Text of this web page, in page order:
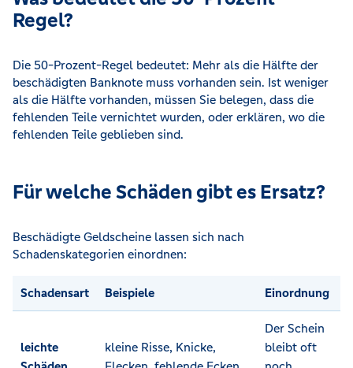
Regel?
Die 50-Prozent-Regel bedeutet: Mehr als die Hälfte der
beschädigten Banknote muss vorhanden sein. Ist weniger
als die Hälfte vorhanden, müssen Sie belegen, dass die
fehlenden Teile vernichtet wurden, oder erklären, wo die
fehlenden Teile geblieben sind.
Für welche Schäden gibt es Ersatz?
Beschädigte Geldscheine lassen sich nach
Schadenskategorien einordnen:
Schadensart Beispiele Einordnung
leichte
kleine Risse, Knicke,
Der Schein
bleibt oft